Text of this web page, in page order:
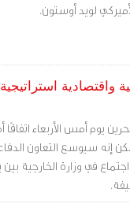
لويد أوستون.
واقتصادية استراتيجية
يوم أمس الأربعاء اتفاقًا
إنه سيوسع التعاون
في وزارة الخارجية